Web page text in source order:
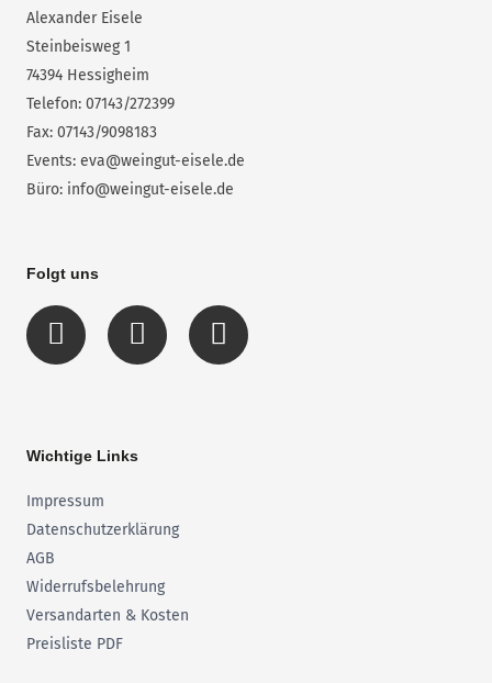
Alexander Eisele
Steinbeisweg 1
74394 Hessigheim
Telefon: 07143/272399
Fax: 07143/9098183
Events: eva@weingut-eisele.de
Büro: info@weingut-eisele.de
Folgt uns
I
n
s
g
a
m
F
a
c
o
k
-
f
E
n
v
Wichtige Links
Impressum
Datenschutzerklärung
AGB
Widerrufsbelehrung
Versandarten & Kosten
Preisliste PDF